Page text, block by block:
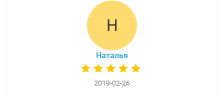
Н
Наталья
2019-02-26